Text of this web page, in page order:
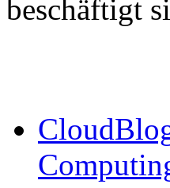
beschäftigt